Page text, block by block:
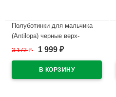
Полуботинки для мальчика
(Antilopa) черные верх-
натуральная кожа подкладка-
41 арт.AL 7262
3 172₽ 1 999 ₽